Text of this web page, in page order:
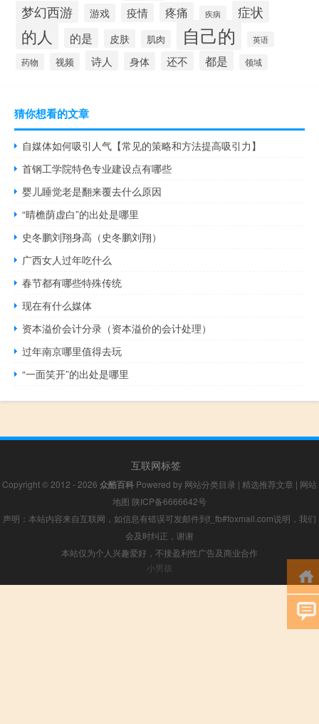
梦幻西游 游戏 疫情 疼痛 疾病 症状
的人 的是 皮肤 肌肉 自己的 英语
药物 视频 诗人 身体 还不 都是 领域
猜你想看的文章
自媒体如何吸引人气【常见的策略和方法提高吸引力】
首钢工学院特色专业建设点有哪些
婴儿睡觉老是翻来覆去什么原因
“晴檐荫虚白”的出处是哪里
史冬鹏刘翔身高（史冬鹏刘翔）
广西女人过年吃什么
春节都有哪些特殊传统
现在有什么媒体
资本溢价会计分录（资本溢价的会计处理）
过年南京哪里值得去玩
“一面笑开”的出处是哪里
互联网标签
Copyright © 2012 - 2026 众酷百科 Powered by 网站分类目录 | 精选推荐文章 | 网站
地图 陕ICP备6666642号
声明：本站内容来自互联网，如信息有错误可发邮件到f_fb#foxmail.com说明，我们
会及时纠正，谢谢
本站仅为个人兴趣爱好，不接盈利性广告及商业合作
小男孩